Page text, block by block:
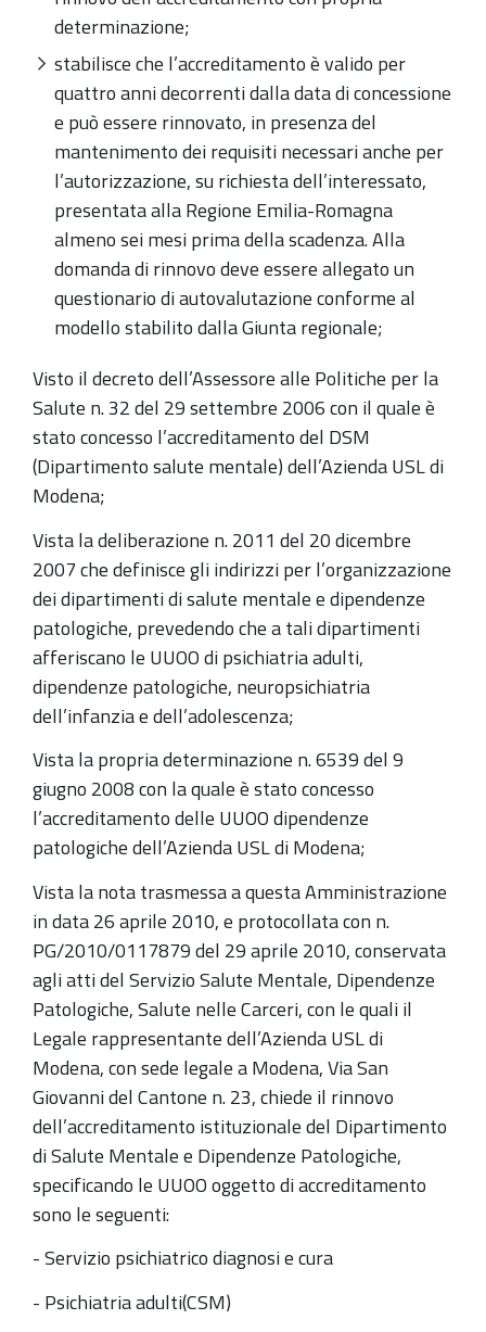
determinazione;
stabilisce che l’accreditamento è valido per
quattro anni decorrenti dalla data di concessione
e può essere rinnovato, in presenza del
mantenimento dei requisiti necessari anche per
l’autorizzazione, su richiesta dell’interessato,
presentata alla Regione Emilia-Romagna
almeno sei mesi prima della scadenza. Alla
domanda di rinnovo deve essere allegato un
questionario di autovalutazione conforme al
modello stabilito dalla Giunta regionale;
Visto il decreto dell’Assessore alle Politiche per la
Salute n. 32 del 29 settembre 2006 con il quale è
stato concesso l’accreditamento del DSM
(Dipartimento salute mentale) dell’Azienda USL di
Modena;
Vista la deliberazione n. 2011 del 20 dicembre
2007 che definisce gli indirizzi per l’organizzazione
dei dipartimenti di salute mentale e dipendenze
patologiche, prevedendo che a tali dipartimenti
afferiscano le UUOO di psichiatria adulti,
dipendenze patologiche, neuropsichiatria
dell’infanzia e dell’adolescenza;
Vista la propria determinazione n. 6539 del 9
giugno 2008 con la quale è stato concesso
l’accreditamento delle UUOO dipendenze
patologiche dell’Azienda USL di Modena;
Vista la nota trasmessa a questa Amministrazione
in data 26 aprile 2010, e protocollata con n.
PG/2010/0117879 del 29 aprile 2010, conservata
agli atti del Servizio Salute Mentale, Dipendenze
Patologiche, Salute nelle Carceri, con le quali il
Legale rappresentante dell’Azienda USL di
Modena, con sede legale a Modena, Via San
Giovanni del Cantone n. 23, chiede il rinnovo
dell’accreditamento istituzionale del Dipartimento
di Salute Mentale e Dipendenze Patologiche,
specificando le UUOO oggetto di accreditamento
sono le seguenti:
- Servizio psichiatrico diagnosi e cura
- Psichiatria adulti(CSM)